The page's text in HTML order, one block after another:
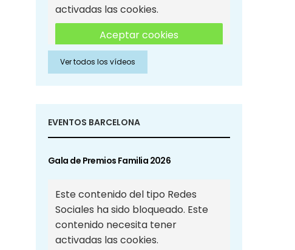
activadas las cookies.
Aceptar cookies
Aceptar cookies de Redes
Sociales
Ver todos los vídeos
EVENTOS BARCELONA
Gala de Premios Familia 2026
Este contenido del tipo Redes
Sociales ha sido bloqueado. Este
contenido necesita tener
activadas las cookies.